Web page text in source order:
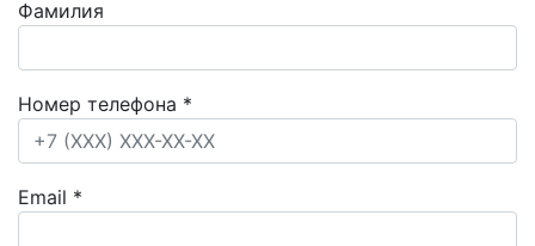
Фамилия
Номер телефона *
Email *